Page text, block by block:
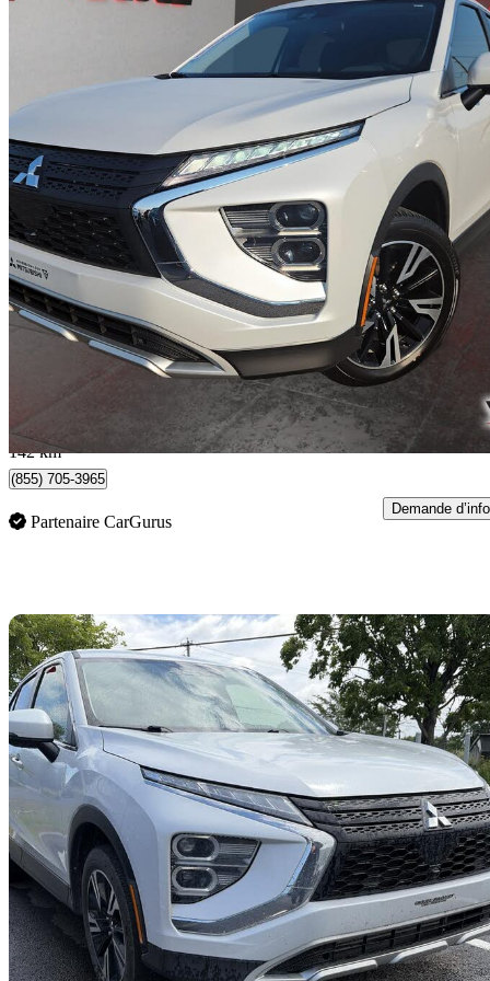
2024 Mitsubishi Eclipse Cross
SE S-AWC 34 031 km
26 988 $ Bonne
474 $/mois env.
142 km
(855) 705-3965
Partenaire CarGurus
Demande d’info
2024 Mitsubishi Eclipse Cross